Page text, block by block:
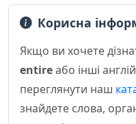
Корисна
Якщо ви хочете
entireабо інші
переглянути наш
знайдете слова,